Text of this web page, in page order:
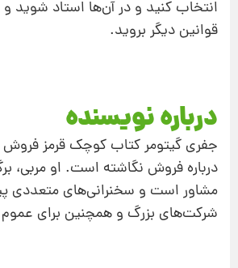
انتخاب کنید و در آن‌‌ها استاد
قوانین دیگر بروید.
درباره نویسنده
درباره فروش نگاشته است. او مربی،
مشاور است و سخنرانی‌های متعددی
شرکت‌های بزرگ و همچنین برای عموم